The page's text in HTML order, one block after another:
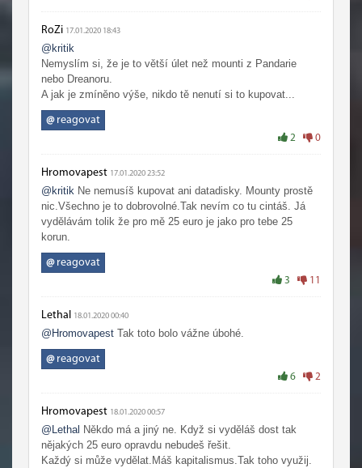
tenhel mount je jeste ok nic navic extra paltit nemusime,
ktera to koupit jenom podporuje blizz aby to priste udelal
znova ..
RoZi 17.01.2020 18:43
@kritik
Nemyslím si, že je to větší úlet než mounti z Pandarie
nebo Dreanoru.
A jak je zmíněno výše, nikdo tě nenutí si to kupovat...
@reagovat
2 0
Hromovapest 17.01.2020 23:52
@kritik Ne nemusíš kupovat ani datadisky. Mounty prostě
nic.Všechno je to dobrovolné.Tak nevím co tu cintáš. Já
vydělávám tolik že pro mě 25 euro je jako pro tebe 25
korun.
@reagovat
3 11
Lethal 18.01.2020 00:40
@Hromovapest Tak toto bolo vážne úbohé.
@reagovat
6 2
Hromovapest 18.01.2020 00:57
@Lethal Někdo má a jiný ne. Když si vyděláš dost tak
nějakých 25 euro opravdu nebudeš řešit.
Každý si může vydělat.Máš kapitalismus.Tak toho využij.